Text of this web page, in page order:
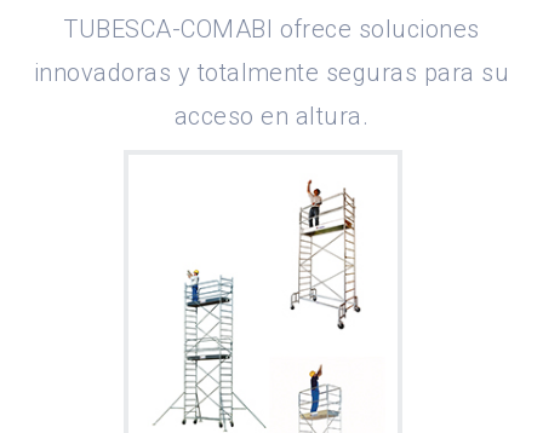
TUBESCA-COMABI ofrece soluciones
innovadoras y totalmente seguras para su
acceso en altura.